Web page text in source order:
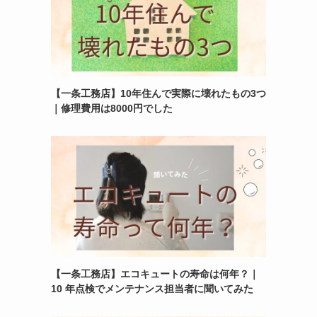
【一条工務店】10年住んで実際に壊れたもの3つ
｜修理費用は8000円でした
【一条工務店】エコキュートの寿命は何年？｜
10 年点検でメンテナンス担当者に聞いてみた